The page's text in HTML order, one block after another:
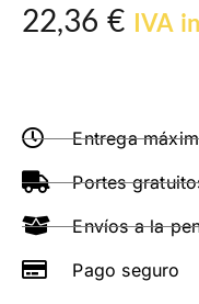
22,36 € IVA
Entrega
Portes
Envíos a la
Pago seguro